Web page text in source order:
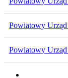
Powiatowy
Powiatowy